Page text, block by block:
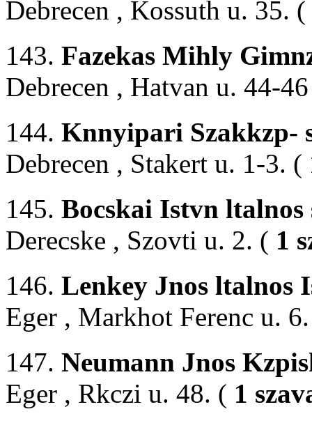
Debrecen , Kossuth u. 35. (
143. Fazekas Mihly
Debrecen , Hatvan u. 44-
144. Knnyipari Szakkzp-
Debrecen , Stakert u. 1-3. (
145. Bocskai Istvn ltalnos
Derecske , Szovti u. 2. ( 1
146. Lenkey Jnos ltalnos
Eger , Markhot Ferenc u.
147. Neumann Jnos
Eger , Rkczi u. 48. ( 1